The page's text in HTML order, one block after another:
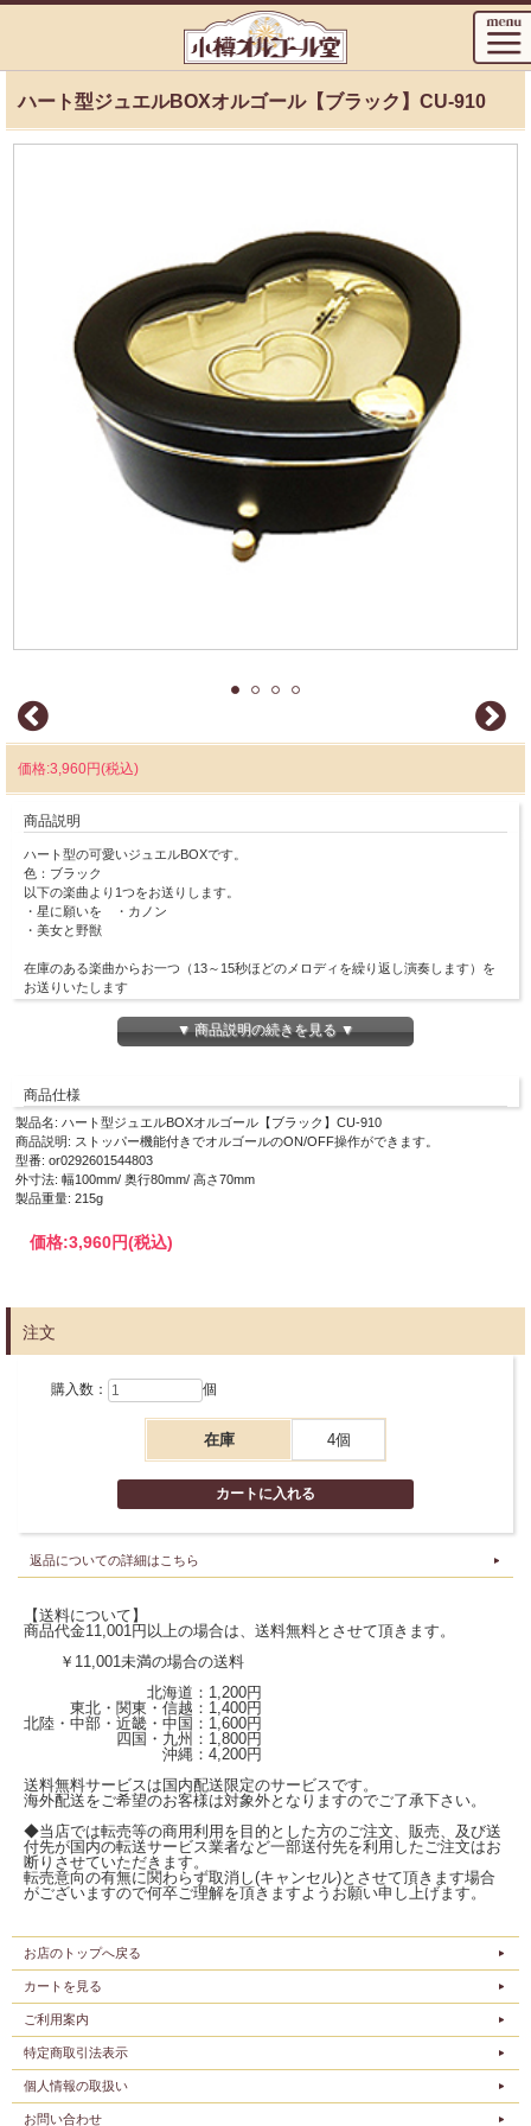
ハート型ジュエルBOXオルゴール【ブラック】CU-910
価格:3,960円(税込)
商品説明
ハート型の可愛いジュエルBOXです。
色：ブラック
以下の楽曲より1つをお送りします。
・星に願いを ・カノン
・美女と野獣
在庫のある楽曲からお一つ（13～15秒ほどのメロディを繰り返し演奏します）を
お送りいたします
▼ 商品説明の続きを見る ▼
商品仕様
製品名: ハート型ジュエルBOXオルゴール【ブラック】CU-910
商品説明: ストッパー機能付きでオルゴールのON/OFF操作ができます。
型番: or0292601544803
外寸法: 幅100mm/ 奥行80mm/ 高さ70mm
製品重量: 215g
価格:3,960円(税込)
注文
購入数： 個
在庫 4個
返品についての詳細はこちら
【送料について】
商品代金11,001円以上の場合は、送料無料とさせて頂きます。
￥11,001未満の場合の送料
北海道：1,200円
東北・関東・信越：1,400円
北陸・中部・近畿・中国：1,600円
四国・九州：1,800円
沖縄：4,200円
送料無料サービスは国内配送限定のサービスです。
海外配送をご希望のお客様は対象外となりますのでご了承下さい。
◆当店では転売等の商用利用を目的とした方のご注文、販売、及び送
付先が国内の転送サービス業者など一部送付先を利用したご注文はお
断りさせていただきます。
転売意向の有無に関わらず取消し(キャンセル)とさせて頂きます場合
がございますので何卒ご理解を頂きますようお願い申し上げます。
お店のトップへ戻る
カートを見る
ご利用案内
特定商取引法表示
個人情報の取扱い
お問い合わせ